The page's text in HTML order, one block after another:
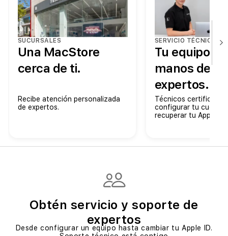
SUCURSALES
Una MacStore
cerca de ti.
Recibe atención personalizada
de expertos.
SERVICIO TÉCNICO
Tu equipo en
manos de
expertos.
Técnicos
configurar tu cuenta
recuperar tu Apple ID
Obtén servicio y soporte de
expertos
Desde configurar un equipo hasta cambiar tu Apple ID.